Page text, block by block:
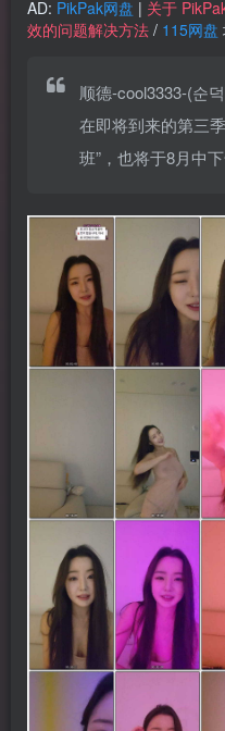
AD: PikPak网盘 | 关于
效的问题解决方法 / 115网盘
顺德-cool3333-(순
在即将到来的第三
班”，也将于8月中